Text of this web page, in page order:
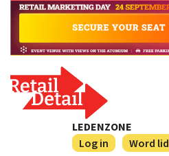
LEDENZONE
Log in
Word lid